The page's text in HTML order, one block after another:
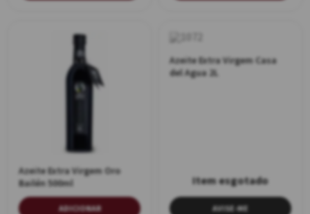
Azeite Extra Virgem Oro
Bailén 500ml
ADICIONAR
Azeite Extra Virgem Casa
del Agua 2L
AVISE-ME